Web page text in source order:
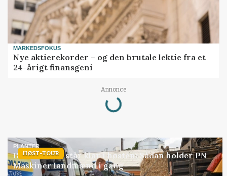
MARKEDSFOKUS
Nye aktierekorder – og den brutale lektie fra et
24-årigt finansgeni
Annonce
Loading...
HØST-TOUR
PLANTER
18 montører står klar i høsten: Sådan holder PN
Maskiner landmænd i gang